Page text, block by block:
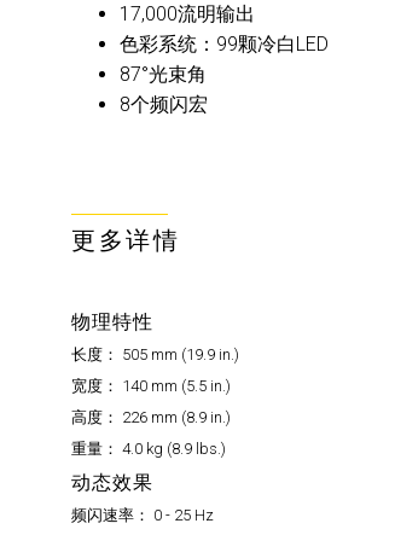
17,000流明输出
色彩系统：99颗冷白LED
87°光束角
8个频闪宏
更多详情
物理特性
长度： 505 mm (19.9 in.)
宽度： 140 mm (5.5 in.)
高度： 226 mm (8.9 in.)
重量： 4.0 kg (8.9 lbs.)
动态效果
频闪速率： 0 - 25 Hz